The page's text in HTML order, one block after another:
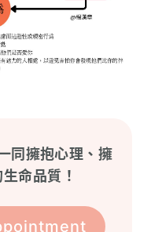
同擁抱心理、擁
命品質！